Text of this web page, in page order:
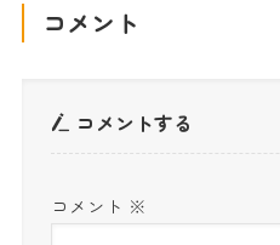
コメント
コメントする
コメント ※